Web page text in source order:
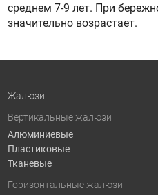
среднем 7-9 лет. При
значительно возрастает.
Жалюзи
Вертикальные жалюзи
Алюминиевые
Пластиковые
Тканевые
Горизонтальные жалюзи